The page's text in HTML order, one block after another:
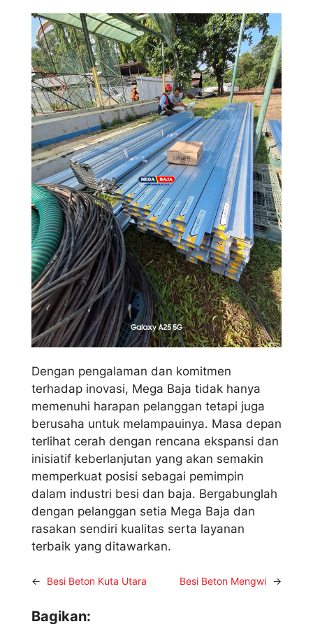
Dengan pengalaman dan komitmen
terhadap inovasi, Mega Baja tidak hanya
memenuhi harapan pelanggan tetapi juga
berusaha untuk melampauinya. Masa depan
terlihat cerah dengan rencana ekspansi dan
inisiatif keberlanjutan yang akan semakin
memperkuat posisi sebagai pemimpin
dalam industri besi dan baja. Bergabunglah
dengan pelanggan setia Mega Baja dan
rasakan sendiri kualitas serta layanan
terbaik yang ditawarkan.
← Besi Beton Kuta Utara Besi Beton Mengwi →
Bagikan: